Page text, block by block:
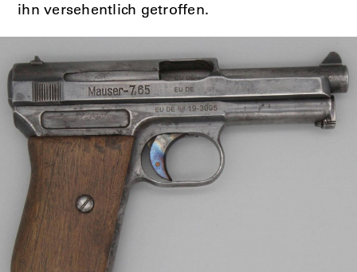
ihn versehentlich getroffen.